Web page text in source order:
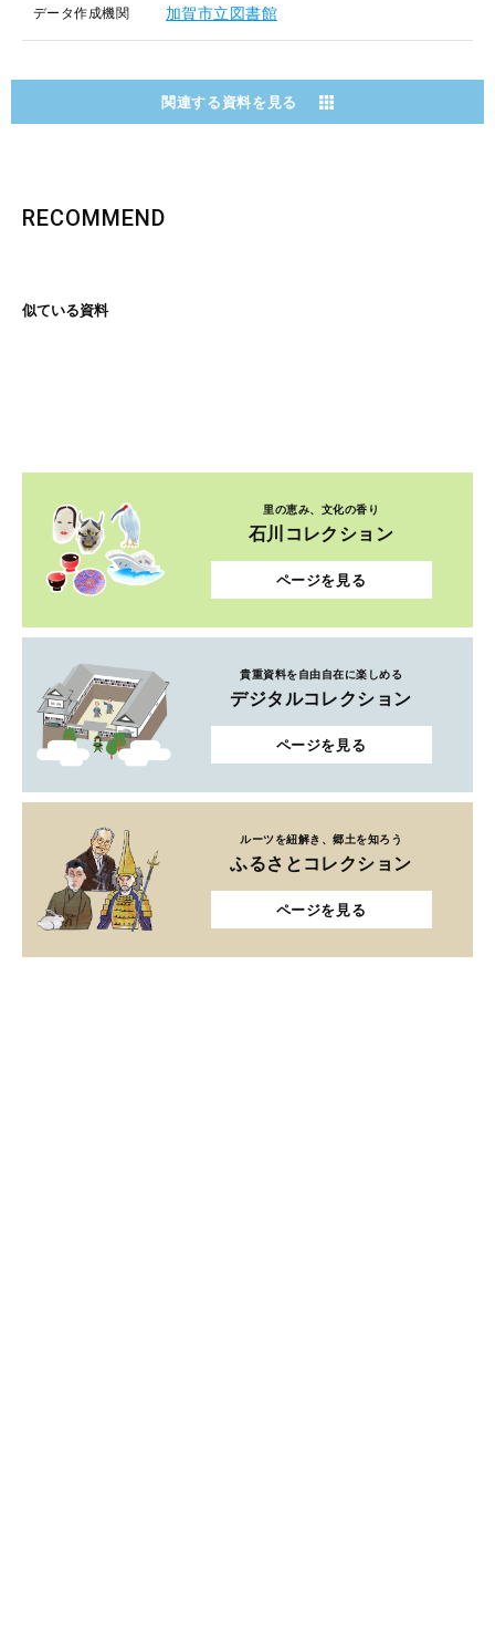
データ作成機関 加賀市立図書館
関連する資料を見る
RECOMMEND
似ている資料
里の恵み、文化の香り
石川コレクション
ページを見る
貴重資料を自由自在に楽しめる
デジタルコレクション
ページを見る
ルーツを紐解き、郷土を知ろう
ふるさとコレクション
ページを見る